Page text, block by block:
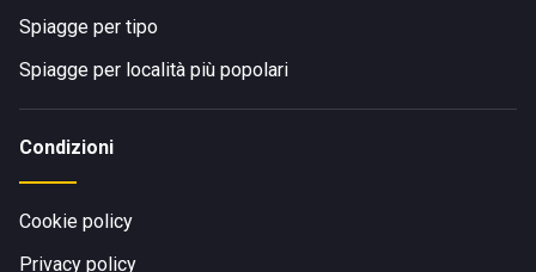
Spiagge per tipo
Spiagge per località più popolari
Condizioni
Cookie policy
Privacy policy